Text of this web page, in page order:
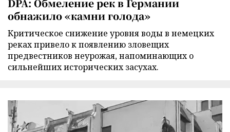
DPA: Обмеление рек в Германии
обнажило «камни голода»
Критическое снижение уровня воды в немецких
реках привело к появлению зловещих
предвестников неурожая, напоминающих о
сильнейших исторических засухах.